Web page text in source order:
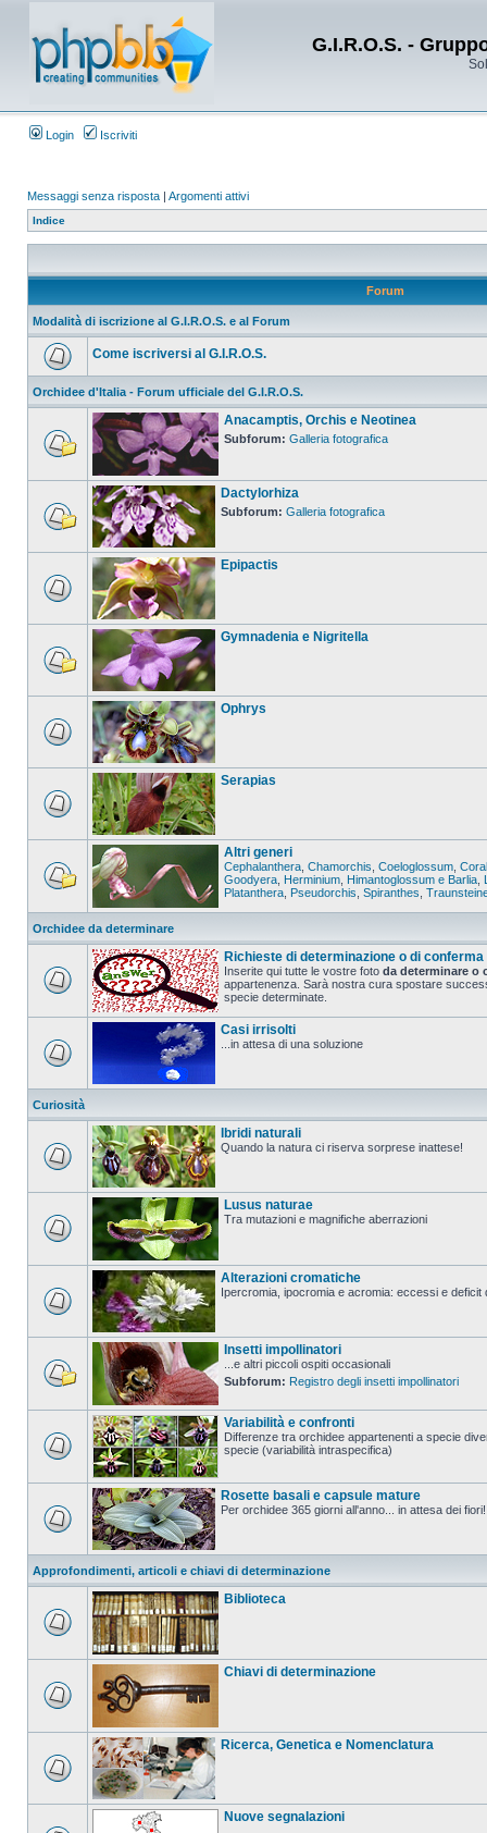
G.I.R.O.S. -
Login Iscriviti
Messaggi senza risposta | Argomenti attivi
Indice
Forum
Modalità di iscrizione al G.I.R.O.S. e al Forum
Come iscriversi al G.I.R.O.S.
Orchidee d'Italia - Forum ufficiale del G.I.R.O.S.
Anacamptis, Orchis e Neotinea
Subforum: Galleria fotografica
Dactylorhiza
Subforum: Galleria fotografica
Epipactis
Gymnadenia e Nigritella
Ophrys
Serapias
Altri generi
Cephalanthera Chamorchis Coeloglossum
Goodyera Herminium Himantoglossum e Barlia
Platanthera Pseudorchis Spiranthes
Orchidee da determinare
Richieste di determinazione o di conferma
Inserite qui tutte le vostre foto da determinare o
appartenenza. Sarà nostra cura spostare
specie determinate.
Casi irrisolti
...in attesa di una soluzione
Curiosità
Ibridi naturali
Quando la natura ci riserva sorprese inattese!
Lusus naturae
Tra mutazioni e magnifiche aberrazioni
Alterazioni cromatiche
Ipercromia, ipocromia e acromia: eccessi e deficit
Insetti impollinatori
...e altri piccoli ospiti occasionali
Subforum: Registro degli insetti impollinatori
Variabilità e confronti
Differenze tra orchidee appartenenti a specie
specie (variabilità intraspecifica)
Rosette basali e capsule mature
Per orchidee 365 giorni all'anno... in attesa dei fiori!
Approfondimenti, articoli e chiavi di determinazione
Biblioteca
Chiavi di determinazione
Ricerca, Genetica e Nomenclatura
Nuove segnalazioni